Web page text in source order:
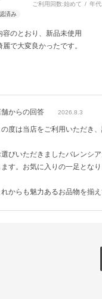
ご利用回数:始めて 年
容のとおり、新品未使用
麗で大変良かったです。
舗からの回答 2026.8.3
の度は当店をご利用いただき
選びいただきましたバレンシ
ます。お気に入りの一足とな
れからも魅力あるお品物を揃